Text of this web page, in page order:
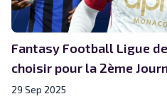
Fantasy Football Ligue
choisir pour la 2ème
29 Sep 2025